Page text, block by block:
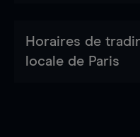
Horaires de
locale de Paris